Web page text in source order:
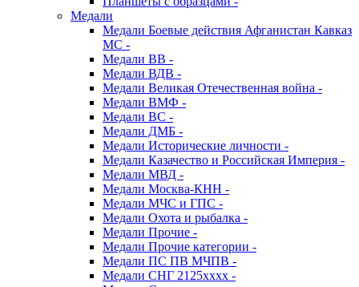
Медали
Медали Боевые действия Афганистан Кавказ
МС -
Медали ВВ -
Медали ВДВ -
Медали Великая Отечественная война -
Медали ВМФ -
Медали ВС -
Медали ДМБ -
Медали Исторические личности -
Медали Казачество и Российская Империя -
Медали МВД -
Медали Москва-КНН -
Медали МЧС и ГПС -
Медали Охота и рыбалка -
Медали Прочие -
Медали Прочие категории -
Медали ПС ПВ МЧПВ -
Медали СНГ 2125хххх -